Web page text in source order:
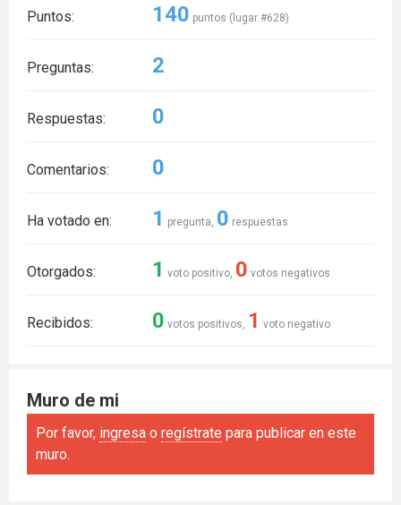
Puntos: 140 puntos (lugar #628)
Preguntas: 2
Respuestas: 0
Comentarios: 0
Ha votado en: 1 pregunta, 0 respuestas
Otorgados: 1 voto positivo, 0 votos negativos
Recibidos: 0 votos positivos, 1 voto negativo
Muro de mi
Por favor, ingresa o regístrate para publicar en este
muro.